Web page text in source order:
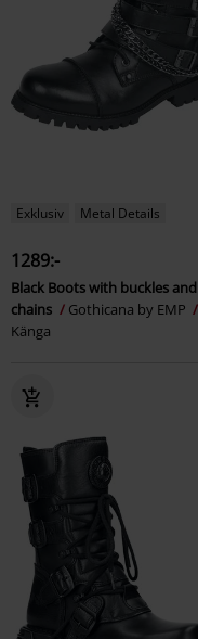
Exklusiv Metal Details
1289:-
Black Boots with buckles and
chains
Gothicana by EMP
Känga